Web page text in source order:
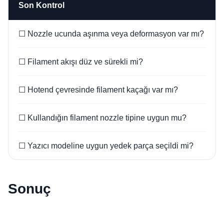
Son Kontrol
☐ Nozzle ucunda aşınma veya deformasyon var mı?
☐ Filament akışı düz ve sürekli mi?
☐ Hotend çevresinde filament kaçağı var mı?
☐ Kullandığın filament nozzle tipine uygun mu?
☐ Yazıcı modeline uygun yedek parça seçildi mi?
Sonuç